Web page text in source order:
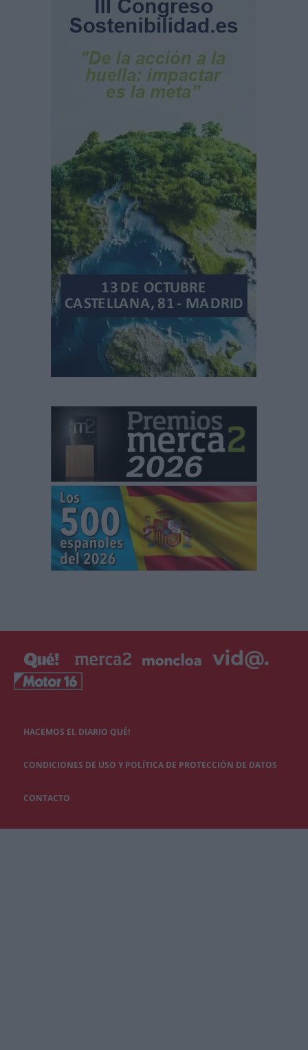
HACEMOS EL DIARIO QUÉ!
CONDICIONES DE USO Y POLÍTICA DE PROTECCIÓN DE DATOS
CONTACTO